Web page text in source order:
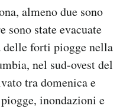
almeno due sono
sono state evacuate
delle forti piogge nella
nel sud-ovest del
tra domenica e
inondazioni e